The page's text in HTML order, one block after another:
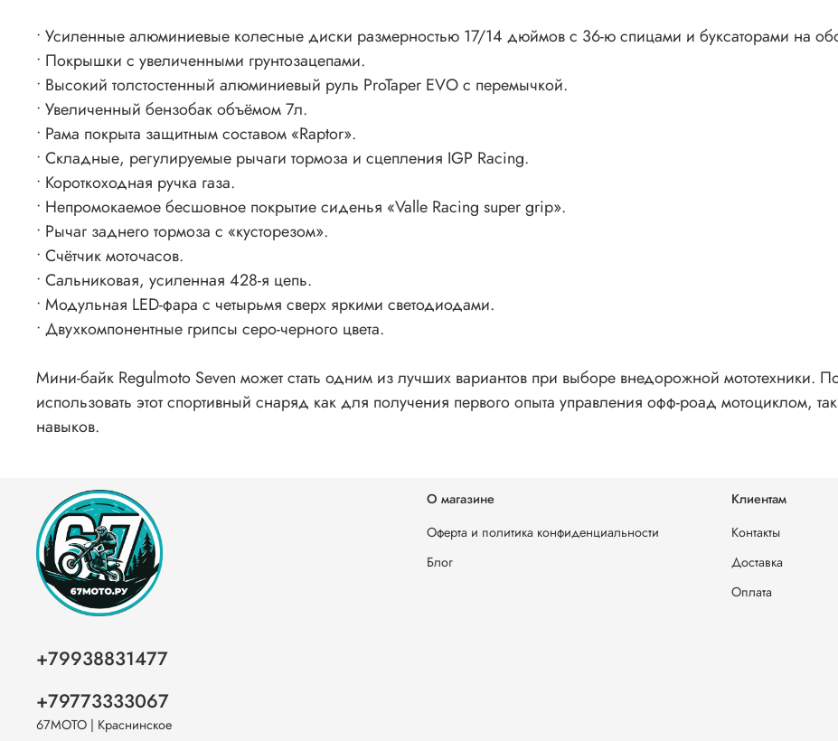
• Усиленные алюминиевые колесные диски размерностью 17/14 дюймов с 36-ю спицами и буксаторами на
• Покрышки c увеличенными грунтозацепами.
• Высокий толстостенный алюминиевый руль ProTaper EVO с перемычкой.
• Увеличенный бензобак объёмом 7л.
• Рама покрыта защитным составом «Raptor».
• Складные, регулируемые рычаги тормоза и сцепления IGP Racing.
• Короткоходная ручка газа.
• Непромокаемое бесшовное покрытие сиденья «Valle Racing super grip».
• Рычаг заднего тормоза с «кусторезом».
• Счётчик моточасов.
• Сальниковая, усиленная 428-я цепь.
• Модульная LED-фара с четырьмя сверх яркими светодиодами.
• Двухкомпонентные грипсы серо-черного цвета.
Мини-байк Regulmoto Seven может стать одним из лучших вариантов при выборе внедорожной мототехники.
использовать этот спортивный снаряд как для получения первого опыта управления офф-роад мотоциклом,
навыков.
О магазине
Оферта и политика конфиденциальности
Блог
Клиентам
Контакты
Доставка
Оплата
+79938831477
+79773333067
67МОТО | Краснинское